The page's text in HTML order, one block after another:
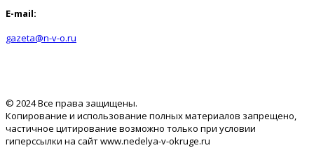
E-mail:
gazeta@n-v-o.ru
© 2024 Все права защищены.
Копирование и использование полных материалов запрещено,
частичное цитирование возможно только при условии
гиперссылки на сайт www.nedelya-v-okruge.ru